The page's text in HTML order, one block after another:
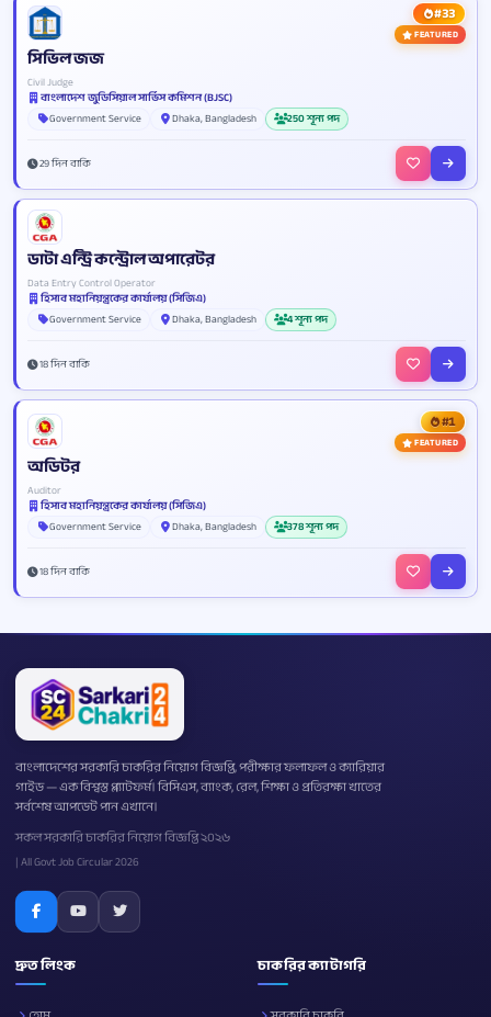
#33
FEATURED
সিভিল জজ
Civil Judge
বাংলাদেশ জুডিসিয়াল সার্ভিস কমিশন (BJSC)
Government Service
Dhaka, Bangladesh 250 শূন্য পদ
29 দিন বাকি
ডাটা এন্ট্রি কন্ট্রোল অপারেটর
Data Entry Control Operator
হিসাব মহানিয়ন্ত্রকের কার্যালয় (সিজিএ)
Government Service
Dhaka, Bangladesh 4 শূন্য পদ
18 দিন বাকি
#1
FEATURED
অডিটর
Auditor
হিসাব মহানিয়ন্ত্রকের কার্যালয় (সিজিএ)
Government Service
Dhaka, Bangladesh 378 শূন্য পদ
18 দিন বাকি
বাংলাদেশের সরকারি চাকরির নিয়োগ বিজ্ঞপ্তি, পরীক্ষার ফলাফল ও ক্যারিয়ার
গাইড — এক বিশ্বস্ত প্ল্যাটফর্ম। বিসিএস, ব্যাংক, রেল, শিক্ষা ও প্রতিরক্ষা খাতের
সর্বশেষ আপডেট পান এখানে।
সকল সরকারি চাকরির নিয়োগ বিজ্ঞপ্তি ২০২৬
| All Govt Job Circular 2026
দ্রুত লিংক চাকরির ক্যাটাগরি